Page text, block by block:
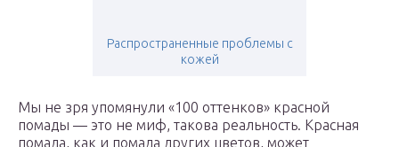
Распространенные проблемы с
кожей
Мы не зря упомянули «100 оттенков» красной
помады — это не миф, такова реальность. Красная
помада, как и помада других цветов, может